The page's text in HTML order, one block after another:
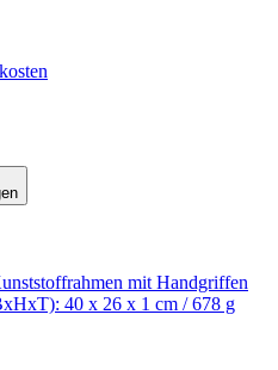
mit Handgriffen
40 x 26 x 1 cm / 678 g